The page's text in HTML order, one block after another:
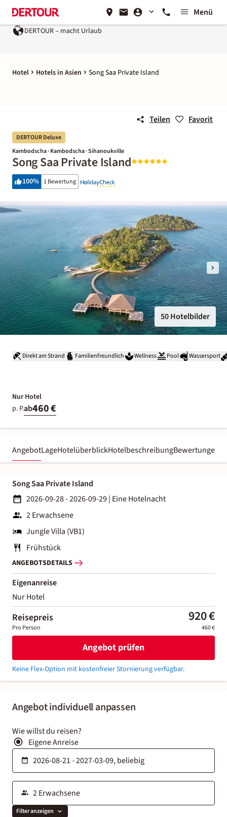
Menü
Ein Unternehmen der REWE Group
Hotel Hotels in Asien Song Saa Private Island
Teilen Favorit
DERTOUR Deluxe
Kambodscha · Kambodscha · Sihanoukville
Song Saa Private Island
100% 1 Bewertung
50 Hotelbilder
Direkt am Strand Familienfreundlich Wellness Pool Wassersport
Nur Hotel
p. P.ab460 €
AngebotLageHotelüberblickHotelbeschreibungBewertungen
Angebot individuell anpassen
Wie willst du reisen?
Eigene Anreise
Filter anzeigen
Song Saa Private Island
2026-09-28 - 2026-09-29| Eine Hotelnacht
2 Erwachsene
Jungle Villa (VB1)
Frühstück
ANGEBOTSDETAILS
Eigenanreise
Nur Hotel
Reisepreis 920 €
Pro Person 460 €
Angebot prüfen
Keine Flex-Option mit kostenfreier Stornierung verfügbar.